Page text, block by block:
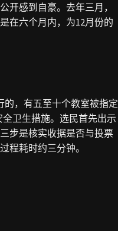
开感到自豪。去年三月，
在六个月内，为12月份的
的，有五至十个教室被指定
卫生措施。选民首先出示
步是核实收据是否与投票
程耗时约三分钟。